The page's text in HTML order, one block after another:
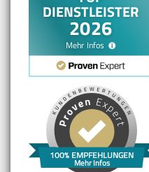
100% EMPFEHLUNGEN
Mehr Infos